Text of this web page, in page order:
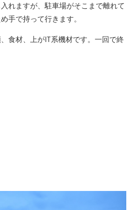
れますが、駐車場がそこまで離れて
手で持って行きます。
食材、上がIT系機材です。一回で終